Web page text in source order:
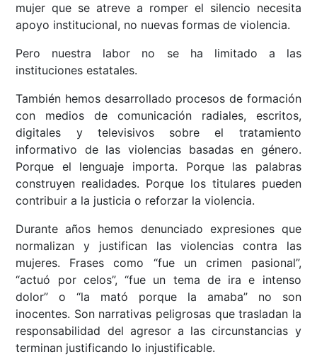
mujer que se atreve a romper el silencio necesita
apoyo institucional, no nuevas formas de violencia.
Pero nuestra labor no se ha limitado a las
instituciones estatales.
También hemos desarrollado procesos de formación
con medios de comunicación radiales, escritos,
digitales y televisivos sobre el tratamiento
informativo de las violencias basadas en género.
Porque el lenguaje importa. Porque las palabras
construyen realidades. Porque los titulares pueden
contribuir a la justicia o reforzar la violencia.
Durante años hemos denunciado expresiones que
normalizan y justifican las violencias contra las
mujeres. Frases como “fue un crimen pasional”,
“actuó por celos”, “fue un tema de ira e intenso
dolor” o “la mató porque la amaba” no son
inocentes. Son narrativas peligrosas que trasladan la
responsabilidad del agresor a las circunstancias y
terminan justificando lo injustificable.